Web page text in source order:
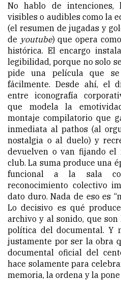
No hablo de intenciones,
visibles o audibles como la
(el resumen de jugadas y
de youtube) que opera
histórica. El encargo
legibilidad, porque no solo
pide una película que
fácilmente. Desde ahí, el
entre iconografía
que modela la
montaje compilatorio que
inmediata al pathos (al
nostalgia o al duelo) y
devuelven o van fijando el
club. La suma produce una
funcional a la sala
reconocimiento colectivo
dato duro. Nada de eso es
Lo decisivo es qué
archivo y al sonido, que
política del documental. Y
justamente por ser la obra
documental oficial del
hace solamente para
memoria, la ordena y la